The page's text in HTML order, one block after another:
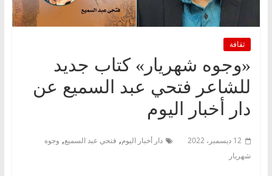
ثقافة
«وجوه شهريار» كتاب جديد
للشاعر فتحي عبد السميع عن
دار أخبار اليوم
12 ديسمبر، 2022 دار أخبار اليوم, فتحي عبد السميع, وجوه
شهريار